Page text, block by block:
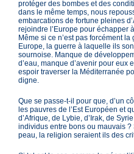
protéger des bombes et des
dans le même temps, nous
embarcations de fortune pleines
rejoindre l’Europe pour échapper
Même si ce n’est pas forcément
Europe, la guerre à laquelle ils
sournoise. Manque de
d’eau, manque d’avenir pour eux
espoir traverser la Méditerranée
digne.
Que se passe-t-il pour que, d’un
les pauvres de l’Est Européen et
d’Afrique, de Lybie, d’Irak, de
individus entre bons ou mauvais
peau, la religion seraient ils des